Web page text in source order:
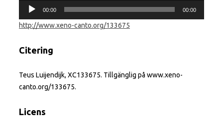
Ljudspelare
00:00 00:00
http://www.xeno-canto.org/133675
Citering
Teus Luijendijk, XC133675. Tillgänglig på www.xeno-
canto.org/133675.
Licens